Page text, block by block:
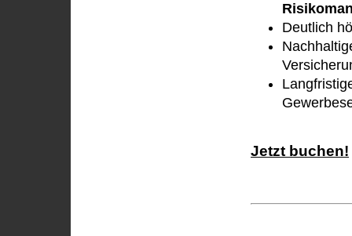
Deutlich
Jetzt buchen!